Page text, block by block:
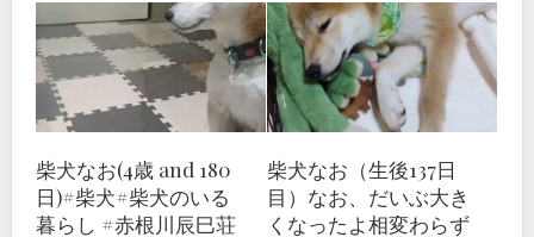
柴犬なお(4歳 and 180
日)#柴犬#柴犬のいる
暮らし #赤根川辰巳荘
柴犬なお（生後137日
目）なお、だいぶ大き
くなったよ相変わらず